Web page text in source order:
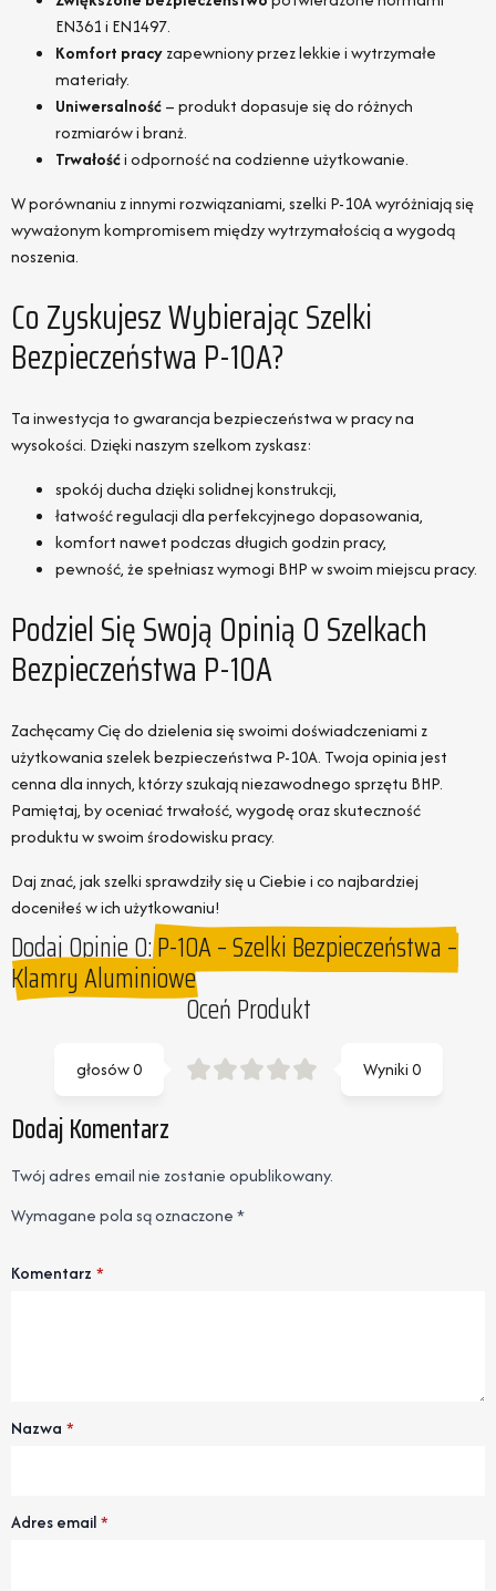
EN361 i EN1497.
Komfort pracyzapewniony przez lekkie i wytrzymałe
materiały.
Uniwersalność– produkt dopasuje się do różnych
rozmiarów i branż.
Trwałośći odporność na codzienne użytkowanie.
W porównaniu z innymi rozwiązaniami, szelki P-10A wyróżniają się
wyważonym kompromisem między wytrzymałością a wygodą
noszenia.
Co Zyskujesz Wybierając Szelki
Bezpieczeństwa P-10A?
Ta inwestycja to gwarancja bezpieczeństwa w pracy na
wysokości. Dzięki naszym szelkom zyskasz:
spokój ducha dzięki solidnej konstrukcji,
łatwość regulacji dla perfekcyjnego dopasowania,
komfort nawet podczas długich godzin pracy,
pewność, że spełniasz wymogi BHP w swoim miejscu pracy.
Podziel Się Swoją Opinią O Szelkach
Bezpieczeństwa P-10A
Zachęcamy Cię do dzielenia się swoimi doświadczeniami z
użytkowania szelek bezpieczeństwa P-10A. Twoja opinia jest
cenna dla innych, którzy szukają niezawodnego sprzętu BHP.
Pamiętaj, by oceniać trwałość, wygodę oraz skuteczność
produktu w swoim środowisku pracy.
Daj znać, jak szelki sprawdziły się u Ciebie i co najbardziej
doceniłeś w ich użytkowaniu!
Dodaj Opinie O:P-10A – Szelki Bezpieczeństwa –
Klamry Aluminiowe
Oceń Produkt
Wyniki0
głosów0
Dodaj Komentarz
Twój adres email nie zostanie opublikowany.
Wymagane pola są oznaczone*
Komentarz *
Nazwa *
Adres email*